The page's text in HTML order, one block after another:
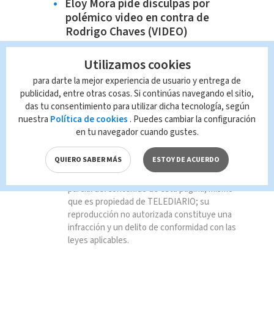
Eloy Mora pide disculpas por
polémico video en contra de
Rodrigo Chaves (VIDEO)
TAGS RELACIONADOS:
Entretenimiento
Queda prohibida la reproducción total o
parcial del contenido de esta página, mismo
que es propiedad de TELEDIARIO; su
reproducción no autorizada constituye una
infracción y un delito de conformidad con las
leyes aplicables.
Utilizamos cookies
para darte la mejor experiencia de usuario y entrega de
publicidad, entre otras cosas. Si continúas navegando el sitio,
das tu consentimiento para utilizar dicha tecnología, según
nuestra Política de cookies . Puedes cambiar la configuración
en tu navegador cuando gustes.
QUIERO SABER MÁS ESTOY DE ACUERDO